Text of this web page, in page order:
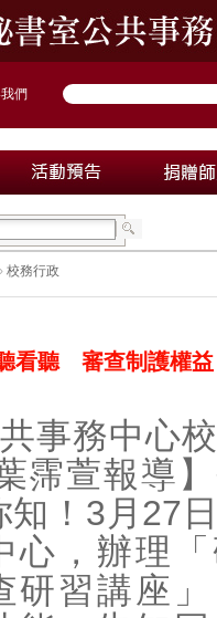
們
› 校務行政
看聽 審查制護權益
共事務中心
霈萱報導
知！3月27
心，辦理
研習講座